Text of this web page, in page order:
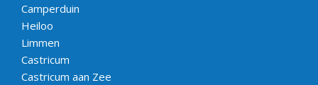
Camperduin
Heiloo
Limmen
Castricum
Castricum aan Zee